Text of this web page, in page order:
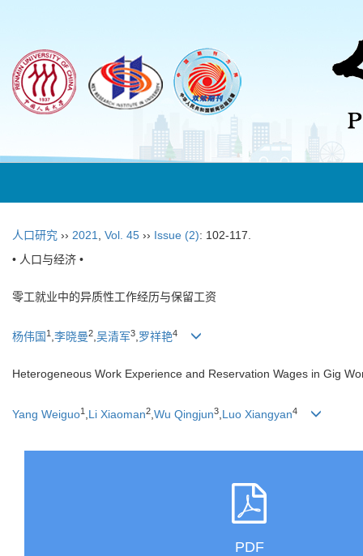
人口研究 ›› 2021 Vol. 45 ›› Issue (2): 102-117.
• 人口与经济 •
零工就业中的异质性工作经历与保留工资
杨伟国 1 ,李晓曼2,吴清军3,罗祥艳4
Heterogeneous Work Experience and Reservation Wages in Gig
Yang Weiguo1 Li Xiaoman2 Wu Qingjun3 Luo Xiangyan4
PDF